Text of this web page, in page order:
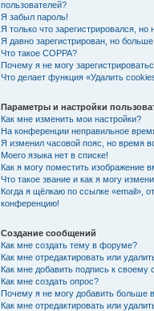
пользователей?
Я забыл пароль!
Я только что зарегистрировался, но
Я давно зарегистрирован, но
Что такое COPPA?
Почему я не могу
Что делает функция «Удалить
Параметры и настройки
Как мне изменить мои настройки?
На конференции неправильное
Я изменил часовой пояс, но время
Моего языка нет в списке!
Как я могу поместить изображение
Что такое звание и как я могу
Когда я щёлкаю по ссылке «email»,
конференцию!
Создание сообщений
Как мне создать тему в форуме?
Как мне отредактировать или
Как мне добавить подпись к своему
Как мне создать опрос?
Почему я не могу добавить больше
Как мне отредактировать или